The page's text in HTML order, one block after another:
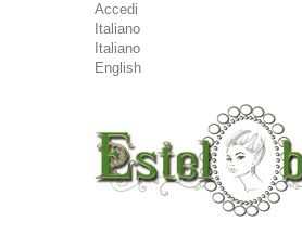
Accedi
Italiano
Italiano
English